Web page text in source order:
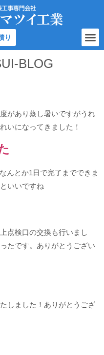
り
BLOG
があり蒸し暑いですがうれ
いになってきました！
んとか1日で完了までできま
いいですね
点検口の交換も行いまし
たです。ありがとうござい
しました！ありがとうござ